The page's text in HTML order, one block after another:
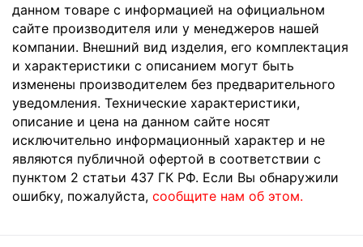
данном товаре с информацией на официальном
сайте производителя или у менеджеров нашей
компании. Внешний вид изделия, его комплектация
и характеристики с описанием могут быть
изменены производителем без предварительного
уведомления. Технические характеристики,
описание и цена на данном сайте носят
исключительно информационный характер и не
являются публичной офертой в соответствии с
пунктом 2 статьи 437 ГК РФ. Если Вы обнаружили
ошибку, пожалуйста, сообщите нам об этом.